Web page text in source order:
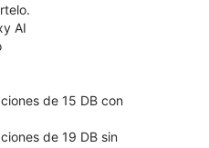
AI
de 15 DB con
de 19 DB sin